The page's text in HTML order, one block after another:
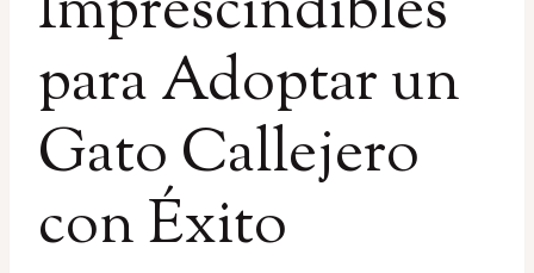
para Adoptar un
Gato Callejero
con Éxito